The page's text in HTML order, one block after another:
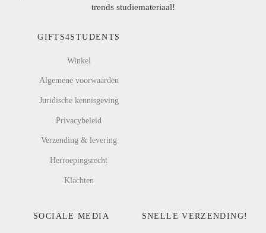
trends studiemateriaal!
GIFTS4STUDENTS
Winkel
Algemene voorwaarden
Juridische kennisgeving
Privacybeleid
Verzending & levering
Herroepingsrecht
Klachten
SOCIALE MEDIA SNELLE VERZENDING!